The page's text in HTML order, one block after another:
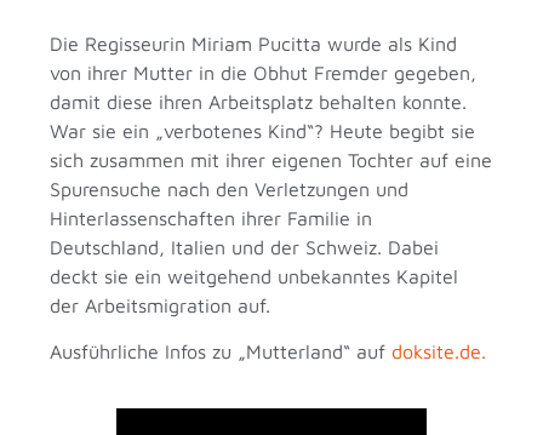
Die Regisseurin Miriam Pucitta wurde als Kind
von ihrer Mutter in die Obhut Fremder gegeben,
damit diese ihren Arbeitsplatz behalten konnte.
War sie ein „verbotenes Kind“? Heute begibt sie
sich zusammen mit ihrer eigenen Tochter auf eine
Spurensuche nach den Verletzungen und
Hinterlassenschaften ihrer Familie in
Deutschland, Italien und der Schweiz. Dabei
deckt sie ein weitgehend unbekanntes Kapitel
der Arbeitsmigration auf.
Ausführliche Infos zu „Mutterland“ auf doksite.de.